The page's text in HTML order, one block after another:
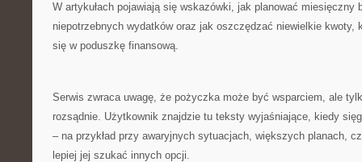
W artykułach pojawiają się wskazówki, jak planować miesięczny
niepotrzebnych wydatków oraz jak oszczędzać niewielkie kwoty,
się w poduszkę finansową.
Serwis zwraca uwagę, że pożyczka może być wsparciem, ale
rozsądnie. Użytkownik znajdzie tu teksty wyjaśniające, kiedy
– na przykład przy awaryjnych sytuacjach, większych planach,
lepiej jej szukać innych opcji.